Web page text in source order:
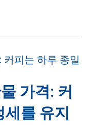
가격: 커
세를 유지